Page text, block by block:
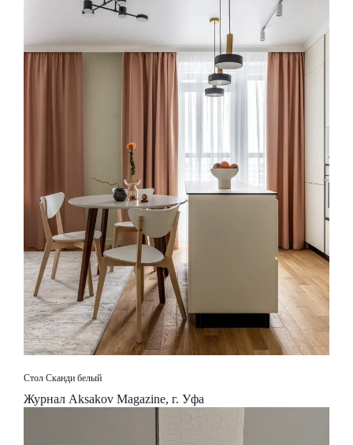
Стол Сканди белый
Журнал Aksakov Magazine, г. Уфа